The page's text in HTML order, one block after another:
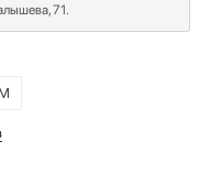
71.
M